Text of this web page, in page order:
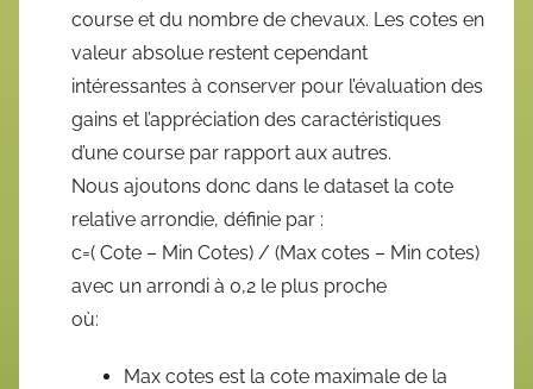
course et du nombre de chevaux. Les cotes en
valeur absolue restent cependant
intéressantes à conserver pour l’évaluation des
gains et l’appréciation des caractéristiques
d’une course par rapport aux autres.
Nous ajoutons donc dans le dataset la cote
relative arrondie, définie par :
c=( Cote – Min Cotes) / (Max cotes – Min cotes)
avec un arrondi à 0,2 le plus proche
où:
Max cotes est la cote maximale de la